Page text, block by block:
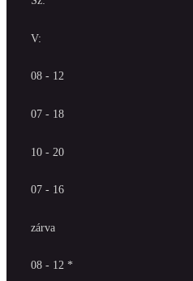
V:
08 - 12
07 - 18
10 - 20
07 - 16
zárva
08 - 12 *